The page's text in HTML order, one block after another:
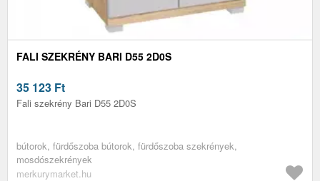
FALI SZEKRÉNY BARI D55 2D0S
35 123 Ft
Fali szekrény Bari D55 2D0S
bútorok, fürdőszoba bútorok, fürdőszoba szekrények,
mosdószekrények
merkurymarket.hu